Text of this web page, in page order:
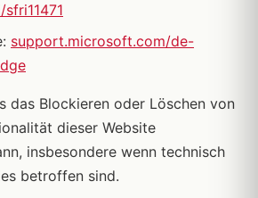
support.microsoft.com/de-
das Blockieren oder Löschen von
dieser Website
insbesondere wenn technisch
betroffen sind.